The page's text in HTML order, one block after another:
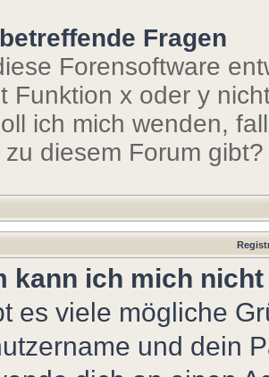
Fragen
Forensoftware
Funktion x oder y
ich mich wenden,
diesem Forum gibt?
kann ich mich
es viele mögliche
und dein